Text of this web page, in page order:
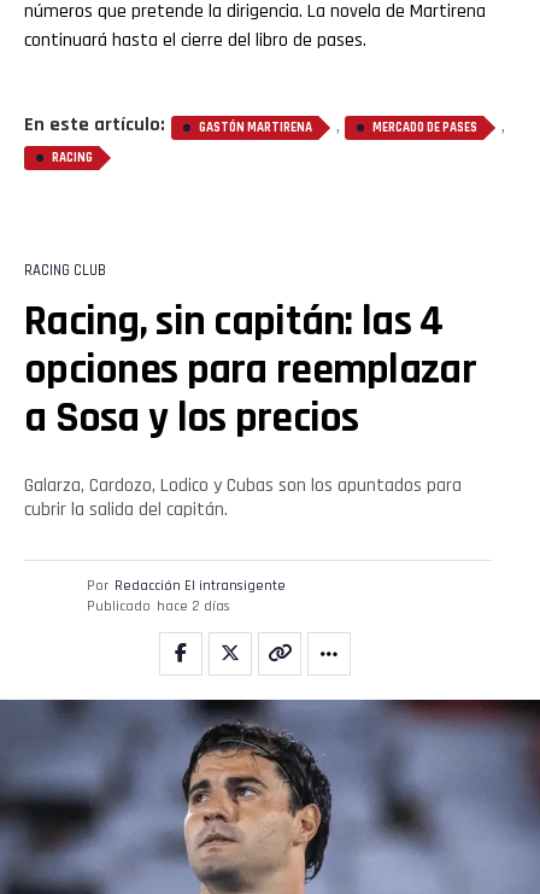
números que pretende la dirigencia. La novela de Martirena
continuará hasta el cierre del libro de pases.
En este artículo: GASTÓN MARTIRENA , MERCADO DE PASES ,
RACING
RACING CLUB
Racing, sin capitán: las 4
opciones para reemplazar
a Sosa y los precios
Galarza, Cardozo, Lodico y Cubas son los apuntados para
cubrir la salida del capitán.
Por Redacción El intransigente
Publicado hace 2 días